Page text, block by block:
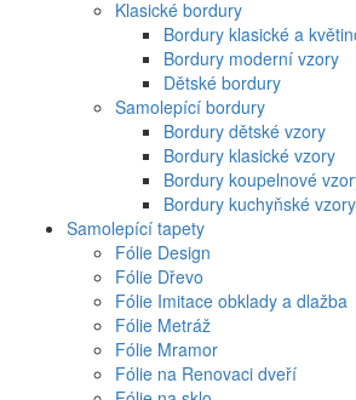
Klasické bordury
Bordury klasické a
Bordury moderní vzory
Dětské bordury
Samolepící bordury
Bordury dětské vzory
Bordury klasické vzory
Bordury koupelnové
Bordury kuchyňské vzory
Samolepící tapety
Fólie Design
Fólie Dřevo
Fólie Imitace obklady a dlažba
Fólie Metráž
Fólie Mramor
Fólie na Renovaci dveří